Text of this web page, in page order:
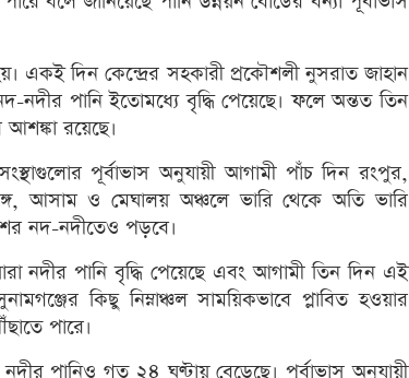
একই দিন কেন্দ্রের সহকারী প্রকৌশলী নুসরাত জাহান
নদীর পানি ইতোমধ্যে বৃদ্ধি পেয়েছে। ফলে অন্তত তিন
আশঙ্কা রয়েছে।
পূর্বাভাস অনুযায়ী আগামী পাঁচ দিন রংপুর,
আসাম ও মেঘালয় অঞ্চলে ভারি থেকে অতি ভারি
নদ-নদীতেও পড়বে।
নদীর পানি বৃদ্ধি পেয়েছে এবং আগামী তিন দিন এই
কিছু নিম্নাঞ্চল সাময়িকভাবে প্লাবিত হওয়ার
পারে।
পানিও গত ২৪ ঘণ্টায় বেড়েছে। পূর্বাভাস অনুযায়ী